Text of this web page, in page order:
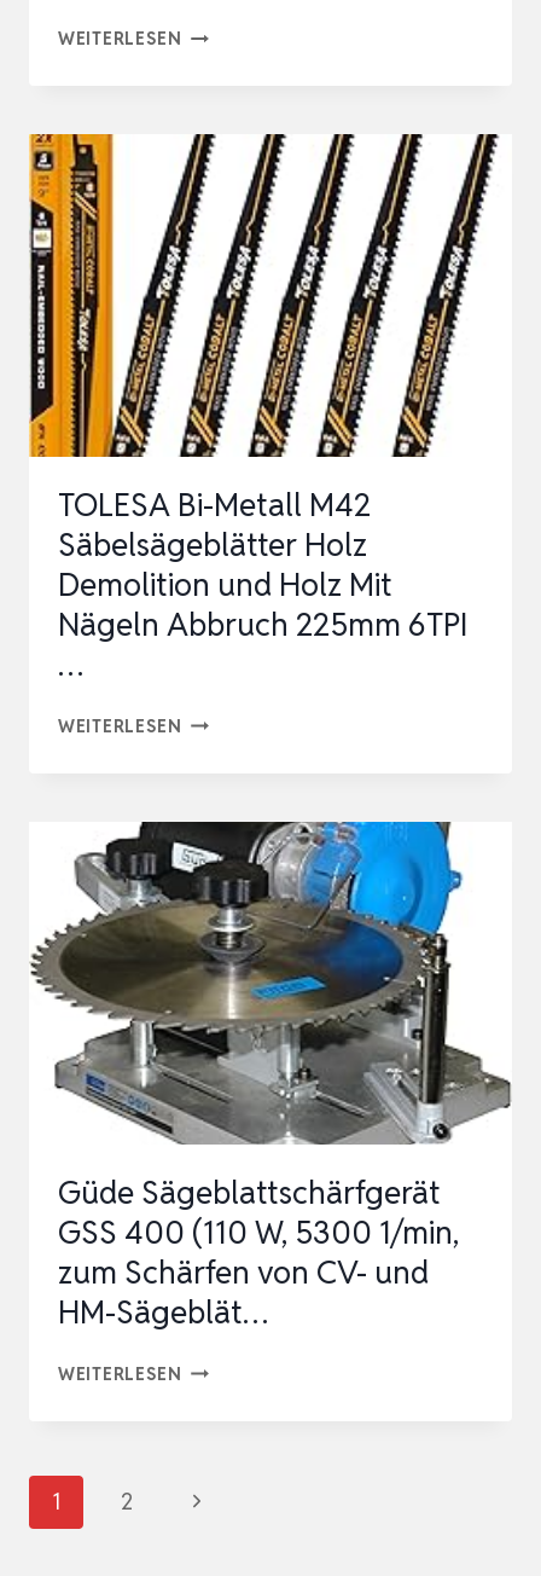
WEITERLESEN GÜDE
400
(110
W,
5300
1/MIN,
ZUM
SCHÄRFEN
VON
CV-
HM-
SÄGEBLÄT…
TOLESA Bi-Metall M42
Säbelsägeblätter Holz
Demolition und Holz Mit
Nägeln Abbruch 225mm 6TPI
…
WEITERLESEN TOLESA
SÄBELSÄGEBLÄTTER
HOLZ
DEMOLITION
UND
HOLZ
MIT
NÄGELN
ABBRUCH
6TPI
…
Güde Sägeblattschärfgerät
GSS 400 (110 W, 5300 1/min,
zum Schärfen von CV- und
HM-Sägeblät…
WEITERLESEN GÜDE
(110
Seitennavigation
1 2
Nächste